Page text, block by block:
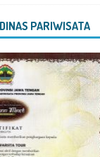
PARIWISATA